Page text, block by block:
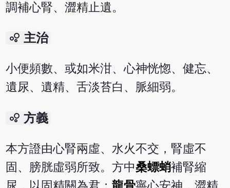
調補心腎、澀精止遺。
bubble_chart 主治
小便頻數、或如米泔、心神恍惚、健忘、
遺尿、遺精、舌淡苔白、脈細弱。
bubble_chart 方義
本方證由心腎兩虛、水火不交，腎虛不
固、膀胱虛弱所致。方中桑螵蛸補腎縮